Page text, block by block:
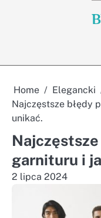
Home
Elegancki
Najczęstsze błędy
unikać.
garnituru i
2 lipca 2024